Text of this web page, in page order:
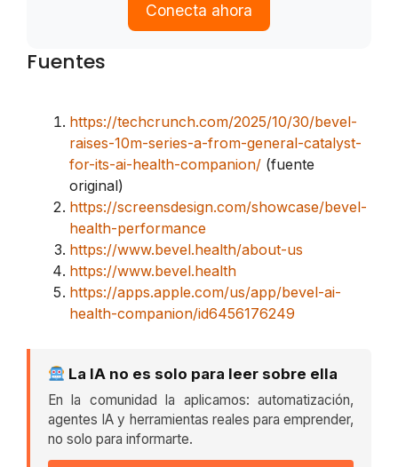
Conecta ahora
Fuentes
https://techcrunch.com/2025/10/30/bevel-
raises-10m-series-a-from-general-catalyst-
for-its-ai-health-companion/ (fuente
original)
https://screensdesign.com/showcase/bevel-
health-performance
https://www.bevel.health/about-us
https://www.bevel.health
https://apps.apple.com/us/app/bevel-ai-
health-companion/id6456176249
La IA no es solo para leer sobre ella
En la comunidad la aplicamos: automatización,
agentes IA y herramientas reales para emprender,
no solo para informarte.